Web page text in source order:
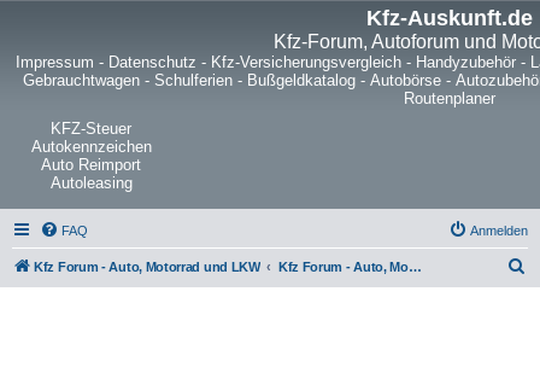
Kfz-Auskunft.de
Kfz-Forum, Autoforum und
Impressum - Datenschutz - Kfz-Versicherungsvergleich - Handyzubehör -
Gebrauchtwagen- Schulferien- Bußgeldkatalog- Autobörse-
Routenplaner
KFZ-Steuer
Autokennzeichen
Auto Reimport
Autoleasing
FAQ Anmelden
Kfz Forum - Auto, Motorrad und LKW Kfz Forum - Auto, Motorrad und LKW